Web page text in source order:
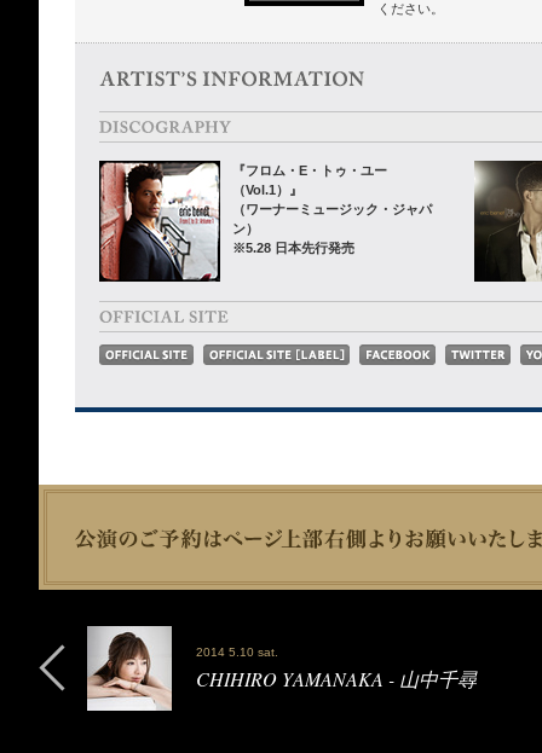
ください。
『フロム・E・トゥ・ユー
（Vol.1）』
（ワーナーミュージック・ジャパ
ン）
※5.28 日本先行発売
2014 5.10 sat.
CHIHIRO YAMANAKA - 山中千尋